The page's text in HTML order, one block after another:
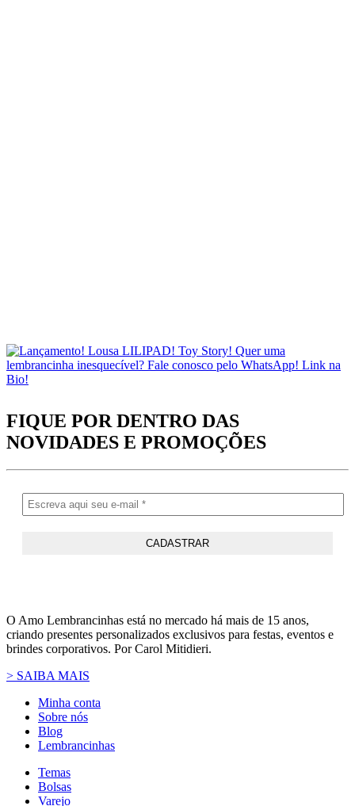
FIQUE POR DENTRO DAS
NOVIDADES E PROMOÇÕES
O Amo Lembrancinhas está no mercado há mais de 15 anos,
criando presentes personalizados exclusivos para festas, eventos e
brindes corporativos. Por Carol Mitidieri.
> SAIBA MAIS
Minha conta
Sobre nós
Blog
Lembrancinhas
Temas
Bolsas
Varejo